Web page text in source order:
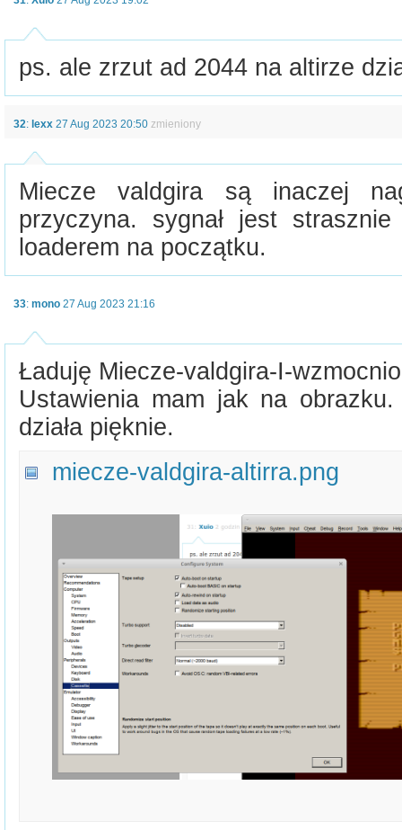
ps. ale zrzut ad 2044 na altirze
32: lexx 27 Aug 2023 20:50 zmieniony
Miecze valdgira są inaczej
przyczyna. sygnał jest
loaderem na początku.
33: mono 27 Aug 2023 21:16
Ładuję Miecze-valdgira-I-
Ustawienia mam jak na
działa pięknie.
miecze-valdgira-altirra.png